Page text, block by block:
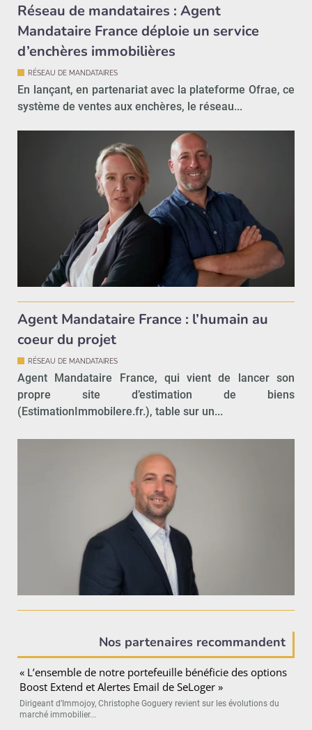
Réseau de mandataires : Agent
Mandataire France déploie un service
d’enchères immobilières
RÉSEAU DE MANDATAIRES
En lançant, en partenariat avec la plateforme Ofrae, ce
système de ventes aux enchères, le réseau...
Agent Mandataire France : l’humain au
coeur du projet
RÉSEAU DE MANDATAIRES
Agent Mandataire France, qui vient de lancer son
propre site d’estimation de biens
(EstimationImmobilere.fr.), table sur un...
Nos partenaires recommandent
« L’ensemble de notre portefeuille bénéficie des options
Boost Extend et Alertes Email de SeLoger »
Dirigeant d’Immojoy, Christophe Goguery revient sur les évolutions du
marché immobilier...